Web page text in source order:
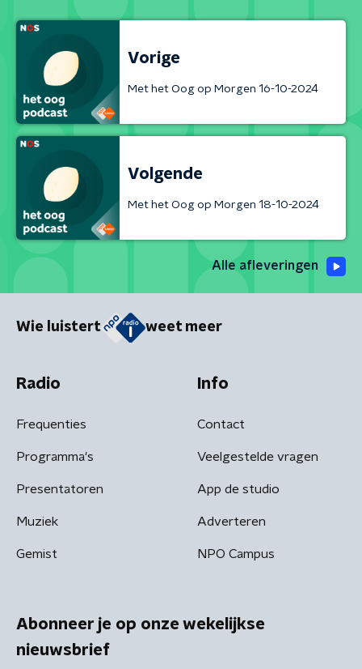
Vorige
Met het Oog op Morgen 16-10-2024
Volgende
Met het Oog op Morgen 18-10-2024
Alle afleveringen
Wie luistert weet meer
Radio
Frequenties
Programma's
Presentatoren
Muziek
Gemist
Info
Contact
Veelgestelde vragen
App de studio
Adverteren
NPO Campus
Abonneer je op onze wekelijkse
nieuwsbrief